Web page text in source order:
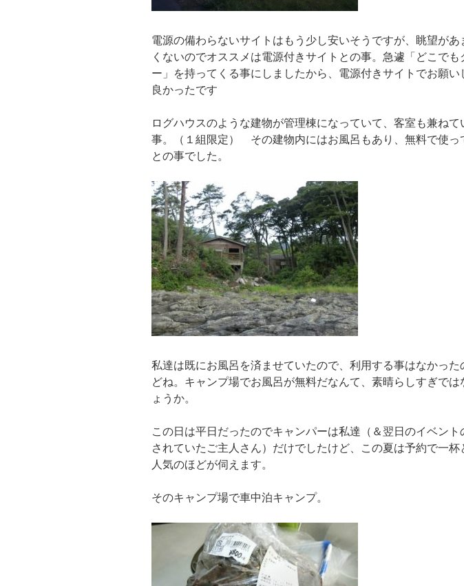
電源の備わらないサイトはもう少し安いそうですが、眺望があ
くないのでオススメは電源付きサイトとの事。急遽「どこでも
ー」を持ってくる事にしましたから、電源付きサイトでお願い
良かったです
ログハウスのような建物が管理棟になっていて、客室も兼ねて
事。（１組限定） その建物内にはお風呂もあり、無料で使っ
との事でした。
私達は既にお風呂を済ませていたので、利用する事はなかった
どね。キャンプ場でお風呂が無料だなんて、素晴らしすぎでは
ょうか。
この日は平日だったのでキャンパーは私達（＆翌日のイベント
されていたご主人さん）だけでしたけど、この夏は予約で一杯
人気のほどが伺えます。
そのキャンプ場で車中泊キャンプ。